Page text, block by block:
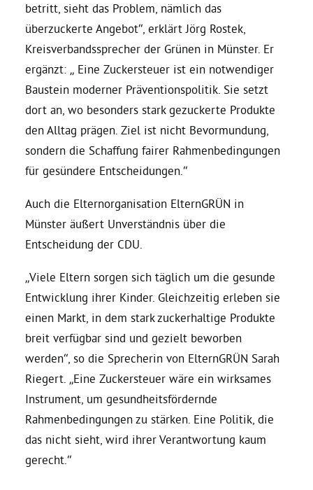
Arbeitsgruppen
Mitglied werden
Kommunalpolitik
Engagement-Sprechstunde
Grüne Jugend
Aktuelles
Termine
Kontakt
betritt, sieht das Problem, nämlich das
überzuckerte Angebot“, erklärt Jörg Rostek,
Kreisverbandssprecher der Grünen in Münster. Er
ergänzt: „ Eine Zuckersteuer ist ein notwendiger
Baustein moderner Präventionspolitik. Sie setzt
dort an, wo besonders stark gezuckerte Produkte
den Alltag prägen. Ziel ist nicht Bevormundung,
sondern die Schaffung fairer Rahmenbedingungen
für gesündere Entscheidungen.“
Auch die Elternorganisation ElternGRÜN in
Münster äußert Unverständnis über die
Entscheidung der CDU.
„Viele Eltern sorgen sich täglich um die gesunde
Entwicklung ihrer Kinder. Gleichzeitig erleben sie
einen Markt, in dem stark zuckerhaltige Produkte
breit verfügbar sind und gezielt beworben
werden“, so die Sprecherin von ElternGRÜN Sarah
Riegert. „Eine Zuckersteuer wäre ein wirksames
Instrument, um gesundheitsfördernde
Rahmenbedingungen zu stärken. Eine Politik, die
das nicht sieht, wird ihrer Verantwortung kaum
gerecht.“